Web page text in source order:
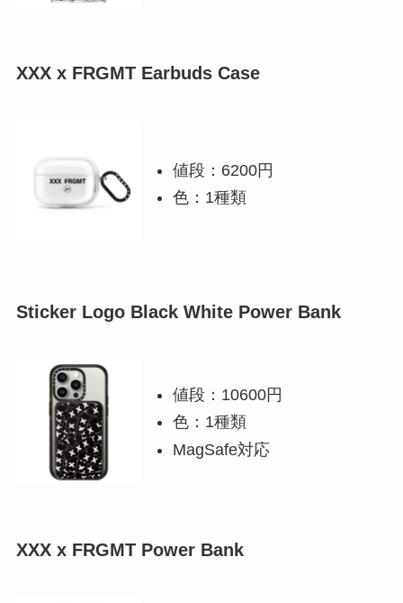
XXX x FRGMT Earbuds Case
値段：6200円
色：1種類
Sticker Logo Black White Power Bank
値段：10600円
色：1種類
MagSafe対応
XXX x FRGMT Power Bank